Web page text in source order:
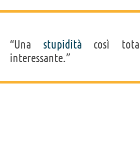
“Una stupidità così
interessante.”